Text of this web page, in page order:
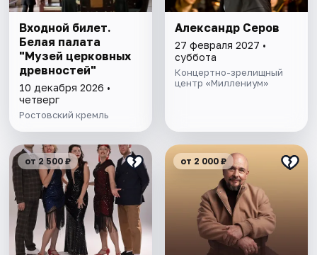
Входной билет.
Белая палата
"Музей церковных
древностей"
10 декабря 2026 •
четверг
Ростовский кремль
Александр Серов
27 февраля 2027 •
суббота
Концертно-зрелищный
центр «Миллениум»
от 2 500 ₽ от 2 000 ₽